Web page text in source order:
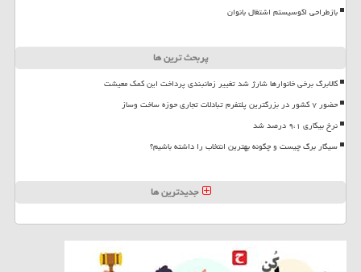
بازطراحی اکوسیستم اشتغال بانوان
پربحث ترین ها
کالابرگ برخی خانوارها شارژ شد تغییر زمانبندی پرداخت این کمک معیشت
حضور ۷ کشور در بزرگترین پلتفرم تبادلات تجاری حوزه ساخت وساز
نرخ بیکاری ۹،۱ درصد شد
سیگار برگ چیست و چگونه بهترین انتخاب را داشته باشیم؟
جدیدترین ها